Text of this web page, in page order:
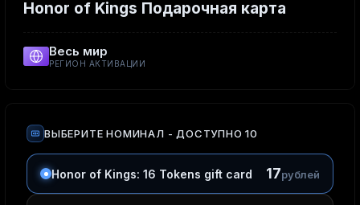
Honor of Kings Подарочная карта
Весь мир
РЕГИОН АКТИВАЦИИ
ВЫБЕРИТЕ НОМИНАЛ - ДОСТУПНО 10
Honor of Kings: 16 Tokens gift card 17рублей